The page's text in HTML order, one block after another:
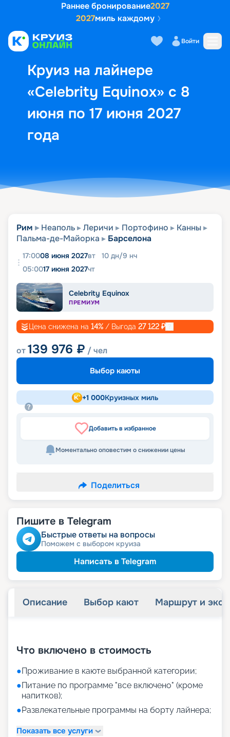
Раннее бронирование2027
2027миль каждому
Войти
Круиз на лайнере
«Celebrity Equinox» с 8
июня по 17 июня 2027
года
Выбор кают Маршрут и
Рим Неаполь Леричи Портофино
Канны
Пальма-де-Майорка
Барселона
17:0008 июня 2027вт 10 дн/9 нч
05:0017 июня 2027чт
Celebrity Equinox
ПРЕМИУМ
Цена снижена на 14% / Выгода 27 122 ₽
от139 976 ₽ / чел
Выбор каюты
+1 000Круизных миль
Добавить в избранное
Моментально оповестим о снижении цены
Поделиться
Пишите в Telegram
Быстрые ответы на вопросы
Поможем с выбором круиза
Написать в Telegram
Описание Выбор кают Маршрут и
Что включено в стоимость
●Проживание в каюте выбранной категории;
●Питание по программе "все включено" (кроме
напитков);
●Развлекательные программы на борту лайнера;
Показать все услуги